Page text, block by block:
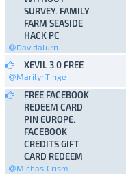
SURVEY. FAMILY
FARM SEASIDE
HACK PC
Davidalurn
XEVIL 3.0 FREE
MarilynTinge
FREE FACEBOOK
REDEEM CARD
PIN EUROPE.
FACEBOOK
CREDITS GIFT
CARD REDEEM
MichaslCrism